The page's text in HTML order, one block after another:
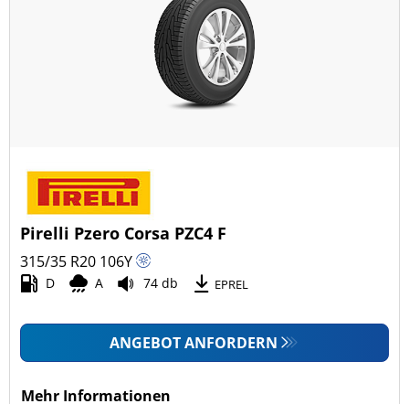
Pirelli Pzero Corsa PZC4 F
315/35 R20 106Y
D A 74 db EPREL
ANGEBOT ANFORDERN
Mehr Informationen